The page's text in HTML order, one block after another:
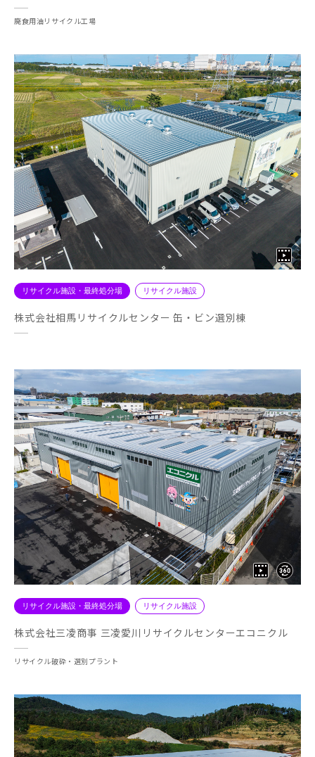
廃食用油リサイクル工場
リサイクル施設・最終処分場 リサイクル施設
株式会社相馬リサイクルセンター 缶・ビン選別棟
リサイクル施設・最終処分場 リサイクル施設
株式会社三凌商事 三凌愛川リサイクルセンターエコニクル
リサイクル破砕・選別プラント